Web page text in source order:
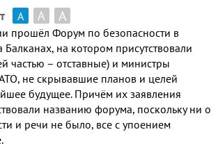
А А А
прошёл Форум по безопасности в
Балканах, на котором присутствовали
частью – отставные) и министры
, не скрывавшие планов и целей
будущее. Причём их заявления
названию форума, поскольку ни о
и речи не было, все с упоением
.